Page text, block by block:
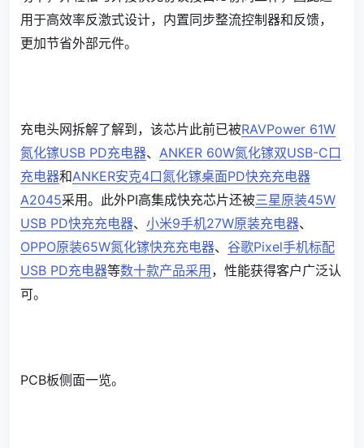
用于高效率反激式设计，内置同步整流控制器和反馈，
更加节省外部元件。
充电头网拆解了解到，该芯片此前已被RAVPower 61W
氮化镓USB PD充电器、 ANKER 60W氮化镓双USB-C口
充电器和ANKER安克4口氮化镓桌面PD快充充电器
A2045采用。此外PI高集成快充芯片还被三星原装45W
USB PD快充充电器、 小米9手机27W原装充电器、
OPPO原装65W氮化镓快充充电器、 谷歌Pixel手机标配
USB PD充电器等数十款产品采用 ，性能获得客户广泛认
可。
PCB板侧面一览。